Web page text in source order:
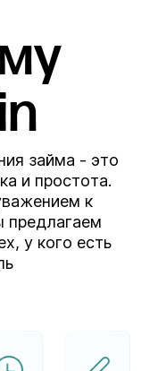
займа - это
и простота.
к
у кого есть